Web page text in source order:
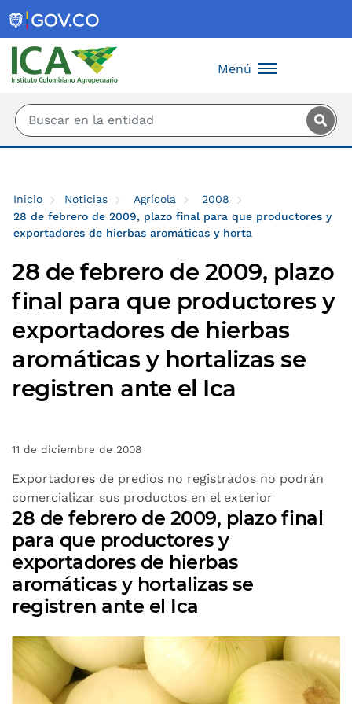
Menú
Inicio Noticias Agrícola
2008
28 de febrero de 2009, plazo final para que productores y
exportadores de hierbas aromáticas y horta
28 de febrero de 2009, plazo
final para que productores y
exportadores de hierbas
aromáticas y hortalizas se
registren ante el Ica
11 de diciembre de 2008
Exportadores de predios no registrados no podrán
comercializar sus productos en el exterior
28 de febrero de 2009, plazo final
para que productores y
exportadores de hierbas
aromáticas y hortalizas se
registren ante el Ica